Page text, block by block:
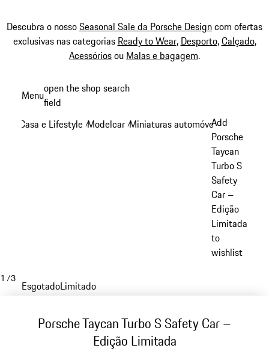
Descubra o nossoSeasonal Sale da Porsche Designcom ofertas
exclusivas nas categorias Ready to Wear, Desporto,Calçado,
Acessóriosou Malas e bagagem.
conteúdo
Menuopen the shop search
field
Casa e Lifestyle /Modelcar /Miniaturas automóveis Macan
Add
Porsche
Taycan
Turbo S
Safety
Car –
Edição
Limitada
to
wishlist
1 /3
EsgotadoLimitado
Porsche Taycan Turbo S Safety Car –
Edição Limitada